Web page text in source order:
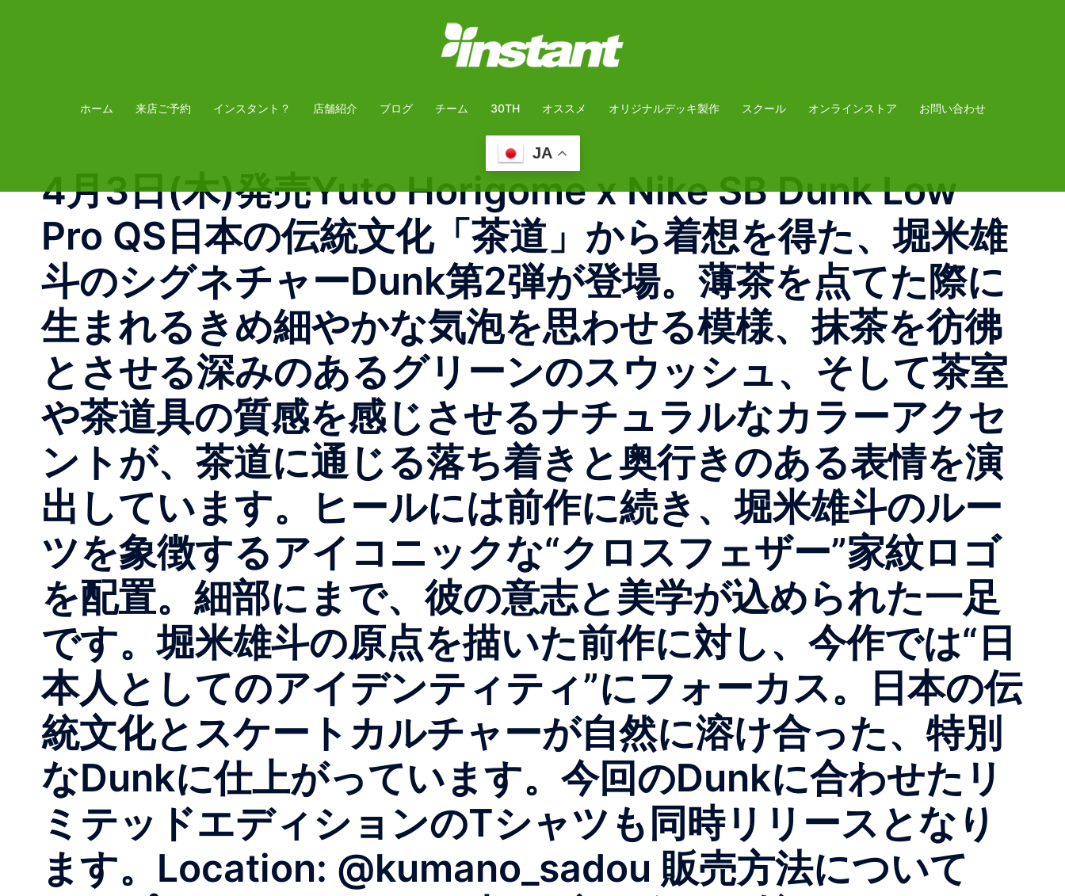
ホーム 来店ご予約 インスタント？ 店舗紹介 ブログ チーム 30TH オススメ オリジナルデッキ製作 スクール オンラインストア お問い合わせ
JA
4月3日(木)発売Yuto Horigome x Nike SB Dunk Low
Pro QS日本の伝統文化「茶道」から着想を得た、堀米雄
斗のシグネチャーDunk第2弾が登場。薄茶を点てた際に
生まれるきめ細やかな気泡を思わせる模様、抹茶を彷彿
とさせる深みのあるグリーンのスウッシュ、そして茶室
や茶道具の質感を感じさせるナチュラルなカラーアクセ
ントが、茶道に通じる落ち着きと奥行きのある表情を演
出しています。ヒールには前作に続き、堀米雄斗のルー
ツを象徴するアイコニックな“クロスフェザー”家紋ロゴ
を配置。細部にまで、彼の意志と美学が込められた一足
です。堀米雄斗の原点を描いた前作に対し、今作では“日
本人としてのアイデンティティ”にフォーカス。日本の伝
統文化とスケートカルチャーが自然に溶け合った、特別
なDunkに仕上がっています。今回のDunkに合わせたリ
ミテッドエディションのTシャツも同時リリースとなり
ます。Location: @kumano_sadou 販売方法について